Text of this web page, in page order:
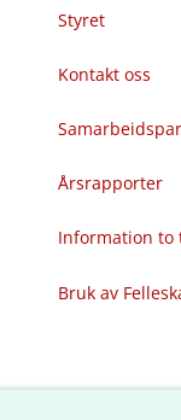
Styret
Kontakt oss
Årsrapporter
Information to
Bruk av